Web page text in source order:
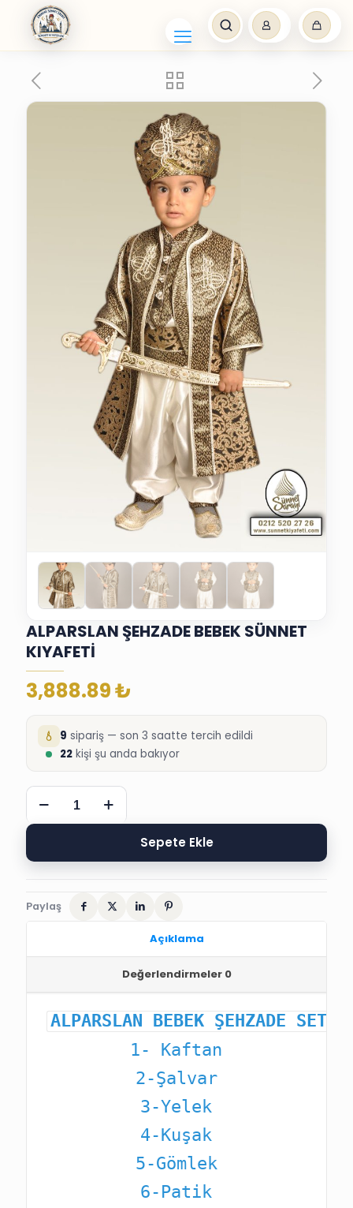
ALPARSLAN ŞEHZADE BEBEK SÜNNET
KIYAFETİ
3,888.89₺
9 sipariş — son 3 saatte tercih edildi
22 kişi şu anda bakıyor
ALPARSLAN
ŞEHZADE
BEBEK
KIYAFETİ
Sepete Ekle
Paylaş
Açıklama
Değerlendirmeler 0
ALPARSLAN BEBEK ŞEHZADE SET
1- Kaftan
2-Şalvar
3-Yelek
4-Kuşak
5-Gömlek
6-Patik